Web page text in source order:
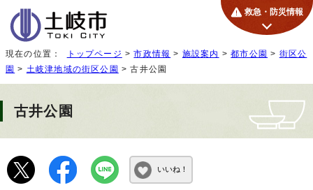
救急・防災情報
現在の位置： トップページ >市政情報 > 施設案内 >都市公園 > 街区公
園 > 土岐津地域の街区公園 > 古井公園
古井公園
いいね！